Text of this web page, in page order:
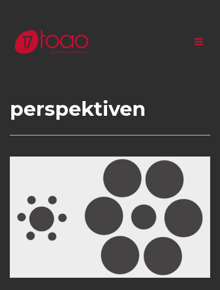
perspektiven